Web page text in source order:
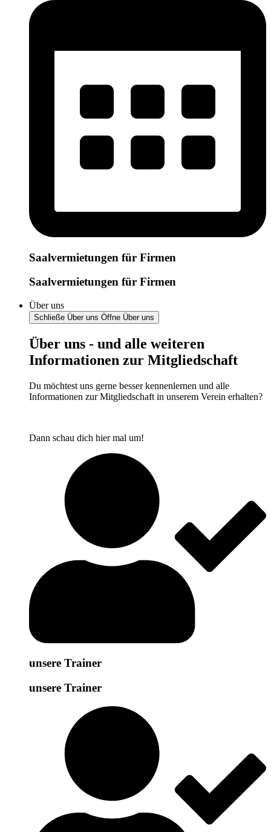
Saalvermietungen für Firmen
Saalvermietungen für Firmen
Über uns
Schließe Über uns Öffne Über uns
Über uns - und alle weiteren
Informationen zur Mitgliedschaft
Du möchtest uns gerne besser kennenlernen und alle
Informationen zur Mitgliedschaft in unserem Verein erhalten?
Dann schau dich hier mal um!
unsere Trainer
unsere Trainer